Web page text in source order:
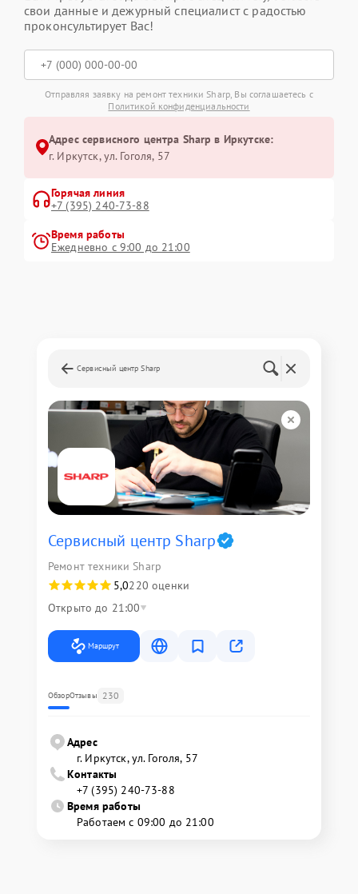
свои данные и дежурный специалист с радостью
проконсультирует Вас!
Отправляя заявку на ремонт техники Sharp, Вы соглашаетесь с
Политикой конфиденциальности
Адрес сервисного центра Sharp в Иркутске:
г. Иркутск, ул. ​Гоголя, 57
Горячая линия
+7 (395) 240-73-88
Время работы
Ежедневно с 9:00 до 21:00
Сервисный центр Sharp
Сервисный центр Sharp
Ремонт техники Sharp
5,0220 оценки
Открыто до 21:00
Маршрут
ОбзорОтзывы 230
Адрес
г. Иркутск, ул. ​Гоголя, 57
Контакты
+7 (395) 240-73-88
Время работы
Работаем с 09:00 до 21:00